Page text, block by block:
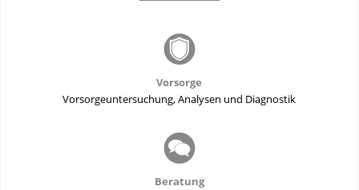
Vorsorge
Vorsorgeuntersuchung, Analysen und Diagnostik
Beratung